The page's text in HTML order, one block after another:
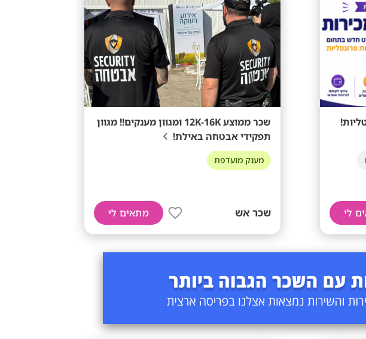
לי
שכר ממוצע 12K-16K ומגוון מענקים!! מגוון
תפקידי אבטחה באילת!
מענק מועדפת
שכר אש מתאים לי